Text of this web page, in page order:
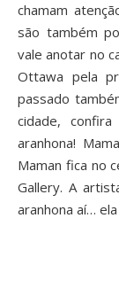
chamam
são também
vale anotar no
Ottawa pela
passado
cidade,
aranhona!
Maman fica no
Gallery. A
aranhona aí…